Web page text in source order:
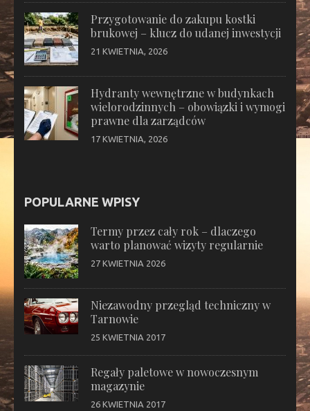
Przygotowanie do zakupu kostki
brukowej – klucz do udanej inwestycji
21 KWIETNIA, 2026
Hydranty wewnętrzne w budynkach
wielorodzinnych – obowiązki i wymogi
prawne dla zarządców
17 KWIETNIA, 2026
POPULARNE WPISY
Termy przez cały rok – dlaczego
warto planować wizyty regularnie
27 KWIETNIA 2026
Niezawodny przegląd techniczny w
Tarnowie
25 KWIETNIA 2017
Regały paletowe w nowoczesnym
magazynie
26 KWIETNIA 2017